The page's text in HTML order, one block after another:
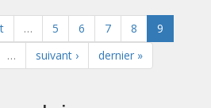
… 5 6 7 8
9
… suivant › dernier »